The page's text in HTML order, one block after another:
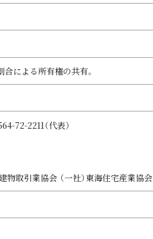
による所有権の共有。
72-2211（代表）
物取引業協会 （一社）東海住宅産業協会